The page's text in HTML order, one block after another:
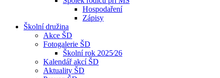
Hospodaření
Zápisy
Školní družina
Akce ŠD
Fotogalerie ŠD
Školní rok 2025⁄26
Kalendář akcí ŠD
Aktuality ŠD